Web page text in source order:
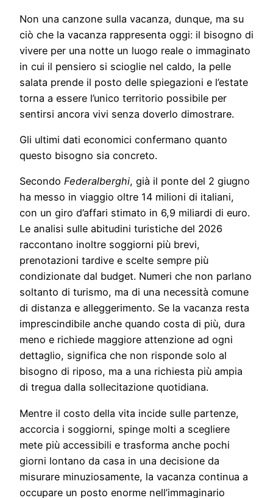
Non una canzone sulla vacanza, dunque, ma su
ciò che la vacanza rappresenta oggi: il bisogno di
vivere per una notte un luogo reale o immaginato
in cui il pensiero si scioglie nel caldo, la pelle
salata prende il posto delle spiegazioni e l’estate
torna a essere l’unico territorio possibile per
sentirsi ancora vivi senza doverlo dimostrare.
Gli ultimi dati economici confermano quanto
questo bisogno sia concreto.
Secondo Federalberghi, già il ponte del 2 giugno
ha messo in viaggio oltre 14 milioni di italiani,
con un giro d’affari stimato in 6,9 miliardi di euro.
Le analisi sulle abitudini turistiche del 2026
raccontano inoltre soggiorni più brevi,
prenotazioni tardive e scelte sempre più
condizionate dal budget. Numeri che non parlano
soltanto di turismo, ma di una necessità comune
di distanza e alleggerimento. Se la vacanza resta
imprescindibile anche quando costa di più, dura
meno e richiede maggiore attenzione ad ogni
dettaglio, significa che non risponde solo al
bisogno di riposo, ma a una richiesta più ampia
di tregua dalla sollecitazione quotidiana.
Mentre il costo della vita incide sulle partenze,
accorcia i soggiorni, spinge molti a scegliere
mete più accessibili e trasforma anche pochi
giorni lontano da casa in una decisione da
misurare minuziosamente, la vacanza continua a
occupare un posto enorme nell’immaginario